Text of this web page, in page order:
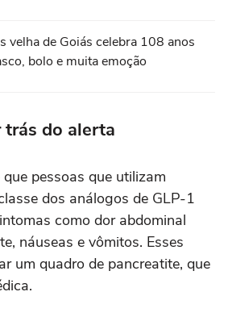
velha de Goiás celebra 108 anos
bolo e muita emoção
trás do alerta
pessoas que utilizam
dos análogos de GLP-1
como dor abdominal
náuseas e vômitos. Esses
um quadro de pancreatite, que